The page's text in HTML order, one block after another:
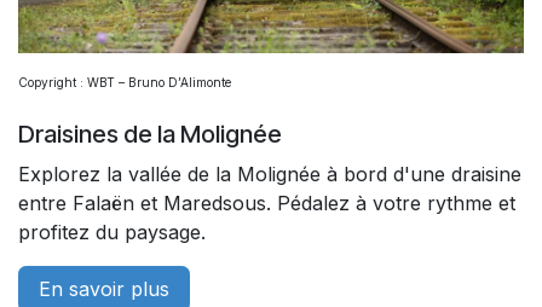
Copyright : WBT – Bruno D’Alimonte
Draisines de la Molignée
Explorez la vallée de la Molignée à bord d'une draisine
entre Falaën et Maredsous. Pédalez à votre rythme et
profitez du paysage.
En savoir plus